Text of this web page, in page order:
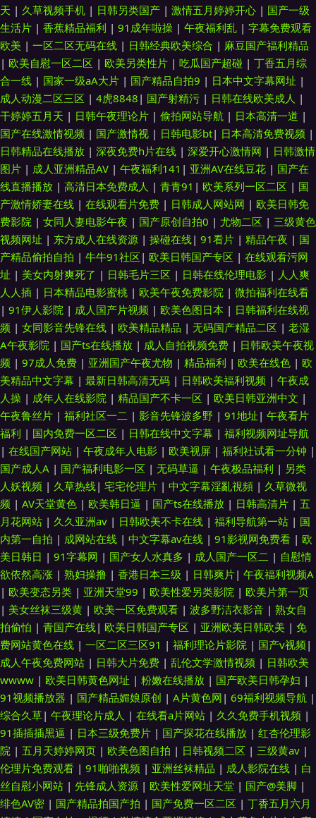
天 | 久草视频手机 | 日韩另类国产 | 激情五月婷婷开心 | 国产一级
生活片 | 香蕉精品福利 | 91成年啦操 | 午夜福利乱 | 字幕免费观看
欧美 | 一区二区无码在线 | 日韩经典欧美综合 | 麻豆国产福利精品
| 欧美自慰一区二区 | 欧美另类性片 | 吃瓜国产超碰 | 丁香五月综
合一线 | 国家一级aA大片 | 国产精品自拍9 | 日本中文字幕网址 |
成人动漫二区三区 | 4虎8848 | 国产射精污 | 日韩在线欧美成人 |
干婷婷五月天 | 日韩午夜理论片 | 偷拍网站导航 | 日本高清一道 |
国产在线激情视频 | 国产激情视 | 日韩电影bt| 日本高清免费视频 |
日韩精品在线播放 | 深夜免费h片在线 | 深爱开心激情网 | 日韩激情
图片 | 成人亚洲精品AV | 午夜福利141 | 亚洲AV在线豆花 | 国产在
线直播播放 | 高清日本免费成人 | 青青91 | 欧美系列一区二区 | 国
产激情娇妻在线 | 在线观看片免费 | 日韩成人网站网 | 欧美日韩免
费影院 | 女同人妻电影午夜 | 国产原创自拍0 | 尤物二区 | 三级黄色
视频网址 | 东方成人在线资源 | 操碰在线| 91看片 | 精品午夜 | 国
产精品偷拍自拍 | 牛牛91社区 | 欧美日韩国产专区 | 在线观看污网
址 | 美女内射爽死了 | 日韩毛片三区 | 日韩在线伦理电影 | 人人爽
人人插 | 日本精品电影蜜桃 | 欧美午夜免费影院 | 微拍福利在线看
| 91伊人影院 | 成人国产片视频 | 欧美色图日本 | 日韩福利在线视
频 | 女同影音先锋在线 | 欧美精品精品 | 无码国产精品二区 | 老湿
A午夜影院 | 国产ts在线播放 | 成人自拍视频免费 | 日韩欧美午夜视
频 | 97成人免费 | 亚洲国产午夜尤物 | 精品福利 | 欧美在线色 | 欧
美精品中文字幕 | 最新日韩高清无码 | 日韩欧美福利视频 | 午夜成
人操 | 成年人在线影院 | 精品国产不卡一区 | 欧美日韩亚洲中文 |
午夜鲁丝片 | 福利社区一二 | 影音先锋波多野 | 91地址 | 午夜看片
福利 | 国内免费一区二区 | 日韩在线中文字幕 | 福利视频网址导航
| 在线国产网站 | 午夜成年人电影 | 欧美视屏 | 福利社试看一分钟 |
国产成人A | 国产福利电影一区 | 无码草逼 | 午夜极品福利 | 另类
人妖视频 | 久草热线| 宅宅伦理片 | 中文字幕淫亂視頻 | 久草微视
频 | AV天堂黄色 | 欧美韩日逼 | 国产ts在线播放 | 日韩高清片 | 五
月花网站 | 久久亚洲av | 日韩欧美不卡在线 | 福利导航第一站 | 国
内第一自拍 | 成网站在线 | 中文字幕av在线 | 91影视网免费看 | 欧
美日韩日 | 91字幕网 | 国产女人水真多 | 成人国产一区二 | 自慰情
欲依然高涨 | 熟妇操撸 | 香港日本三级 | 日韩爽片| 午夜福利视频A
| 欧美变态另类 | 亚洲天堂99 | 欧美性爱另类影院 | 欧美片第一页
| 美女丝袜三级黄 | 欧美一区免费观看 | 波多野洁衣影音 | 熟女自
拍偷怕 | 青国产在线| 欧美日韩国产专区 | 亚洲欧美日韩欧美 | 免
费网站黄色在线 | 一区二区三区91 | 福利理论片影院 | 国产v视频 |
成人午夜免费网站 | 日韩大片免费 | 乱伦文学激情视频 | 日韩欧美
wwww | 欧美日韩黄色网址 | 粉嫩在线播放 | 国产欧美日韩孕妇 |
91视频播放器 | 国产精品媚娘原创 | A片黄色网 | 69福利视频导航 |
综合久草| 午夜理论片成人 | 在线看a片网站 | 久久免费手机视频 |
91插插插黑逼 | 日本三级免费片 | 国产探花在线播放 | 红杏伦理影
院 | 五月天婷婷网页 | 欧美色图自拍 | 日韩视频二区 | 三级黄av |
伦理片免费观看 | 91啪啪视频 | 亚洲丝袜精品 | 成人影院在线 | 白
丝自慰小网站 | 先锋成人资源 | 欧美性爱网址天堂 | 国产@美脚 |
绯色AV密 | 国产精品拍国产拍 | 国产免费一区二区 | 丁香五月六月